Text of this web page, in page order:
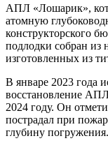
АПЛ «Лошарик»,
атомную
конструкторского
подлодки собран из
изготовленных из
В январе 2023 года
восстановление
2024 году. Он
пострадал при
глубину погружения.